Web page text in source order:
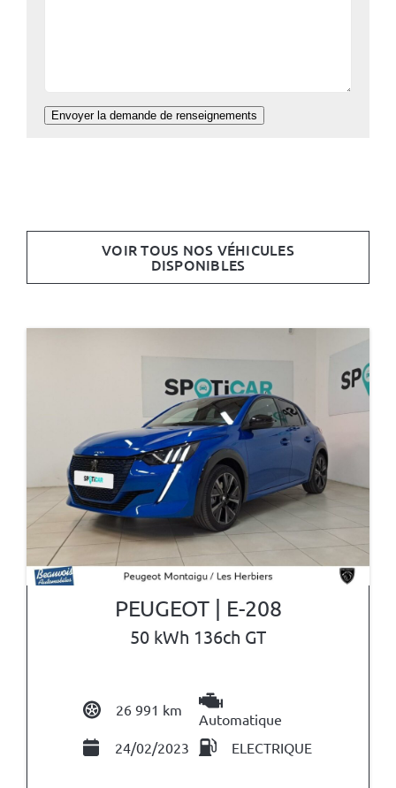
VOIR TOUS NOS VÉHICULES
DISPONIBLES
PEUGEOT | E-208
50 kWh 136ch GT
26 991 km
Automatique
24/02/2023
ELECTRIQUE
Envoyer la demande de renseignements